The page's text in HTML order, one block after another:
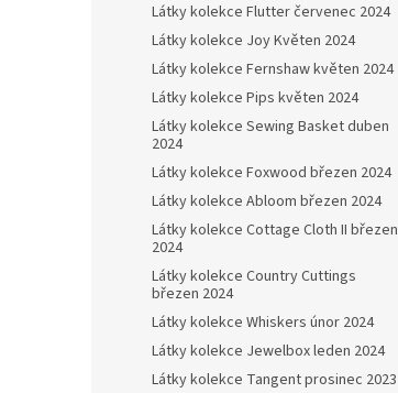
Látky kolekce Flutter červenec 2024
Látky kolekce Joy Květen 2024
Látky kolekce Fernshaw květen 2024
Látky kolekce Pips květen 2024
Látky kolekce Sewing Basket duben
2024
Látky kolekce Foxwood březen 2024
Látky kolekce Abloom březen 2024
Látky kolekce Cottage Cloth II březen
2024
Látky kolekce Country Cuttings
březen 2024
Látky kolekce Whiskers únor 2024
Látky kolekce Jewelbox leden 2024
Látky kolekce Tangent prosinec 2023